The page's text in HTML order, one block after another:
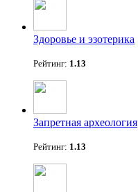
Здоровье и эзотерика
Рейтинг: 1.13
Запретная археология
Рейтинг: 1.13